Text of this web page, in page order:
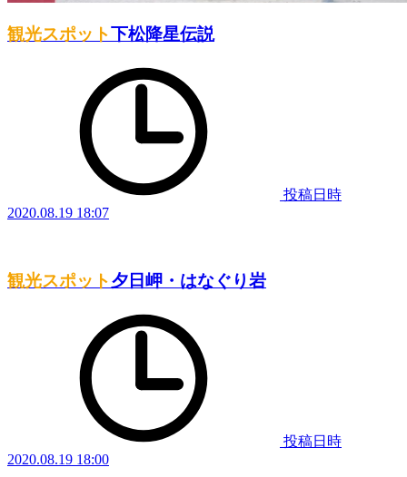
観光スポット下松降星伝説
投稿日時
2020.08.19 18:07
観光スポット夕日岬・はなぐり岩
投稿日時
2020.08.19 18:00